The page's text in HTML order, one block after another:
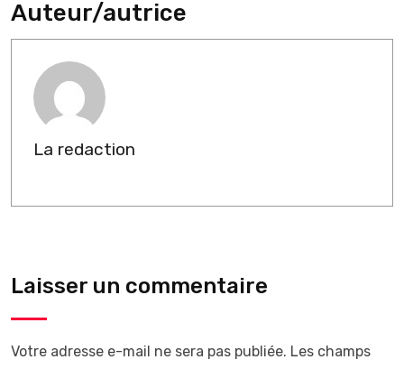
Auteur/autrice
La redaction
Laisser un commentaire
Votre adresse e-mail ne sera pas publiée. Les champs